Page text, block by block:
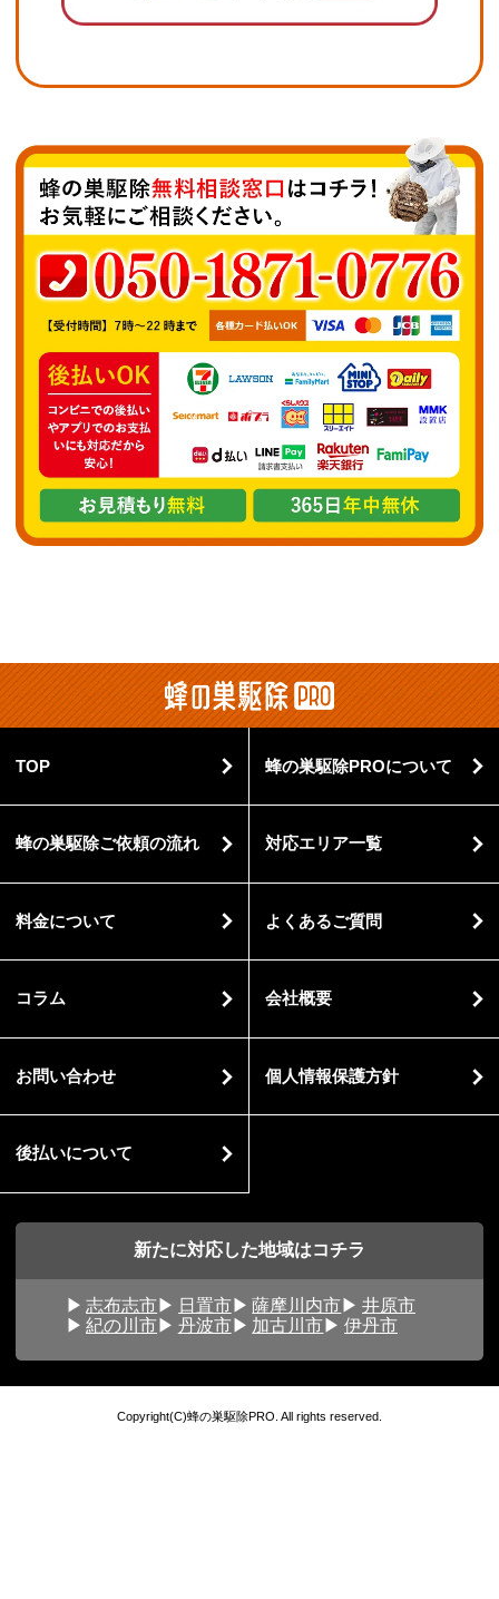
TOP 蜂の巣駆除PROについて
蜂の巣駆除ご依頼の流れ 対応エリア一覧
料金について よくあるご質問
コラム 会社概要
お問い合わせ 個人情報保護方針
後払いについて
新たに対応した地域はコチラ
志布志市 日置市 薩摩川内市
井原市
紀の川市
丹波市 加古川市 伊丹市
Copyright(C)蜂の巣駆除PRO. All rights reserved.